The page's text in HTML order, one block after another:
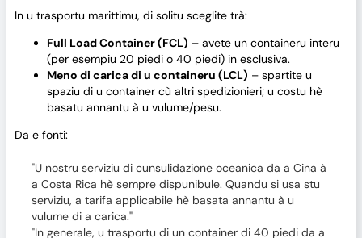
In u trasportu marittimu, di solitu sceglite trà:
Full Load Container (FCL) – avete un containeru interu
(per esempiu 20 piedi o 40 piedi) in esclusiva.
Meno di carica di u containeru (LCL) – spartite u
spaziu di u container cù altri spedizionieri; u costu hè
basatu annantu à u vulume/pesu.
Da e fonti:
"U nostru serviziu di cunsulidazione oceanica da a Cina à
a Costa Rica hè sempre dispunibule. Quandu si usa stu
serviziu, a tarifa applicabile hè basata annantu à u
vulume di a carica."
"In generale, u trasportu di un container di 40 piedi da a